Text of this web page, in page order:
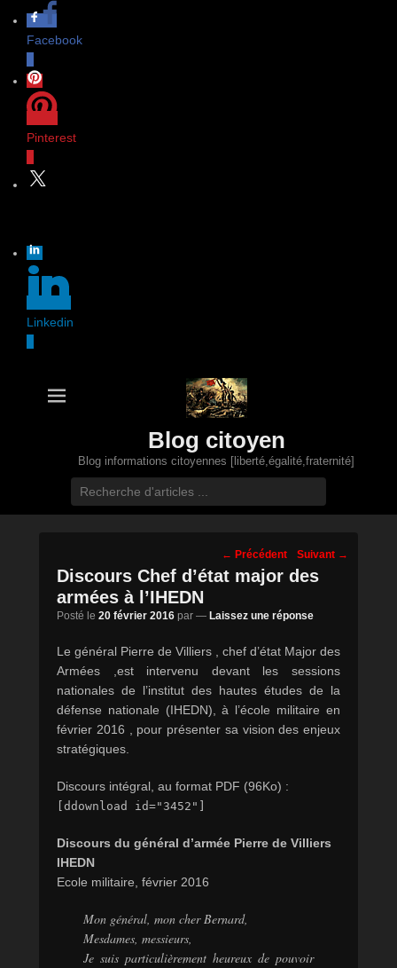
Facebook
Pinterest
Linkedin
Blog citoyen
Blog informations citoyennes [liberté,égalité,fraternité]
Navigation
des
← Précédent Suivant →
Discours Chef d’état major des
armées à l’IHEDN
Posté le 20 février 2016 par — Laissez une réponse
Le général Pierre de Villiers , chef d’état Major des
Armées ,est intervenu devant les sessions
nationales de l’institut des hautes études de la
défense nationale (IHEDN), à l’école militaire en
février 2016 , pour présenter sa vision des enjeux
stratégiques.
Discours intégral, au format PDF (96Ko) :
[ddownload id="3452"]
Discours du général d’armée Pierre de Villiers
IHEDN
Ecole militaire, février 2016
Mon général, mon cher Bernard,
Mesdames, messieurs,
Je suis particulièrement heureux de pouvoir